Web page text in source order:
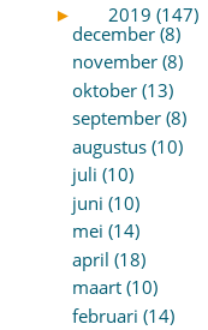
►
2019 (147)
december (8)
november (8)
oktober (13)
september (8)
augustus (10)
juli (10)
juni (10)
mei (14)
april (18)
maart (10)
februari (14)